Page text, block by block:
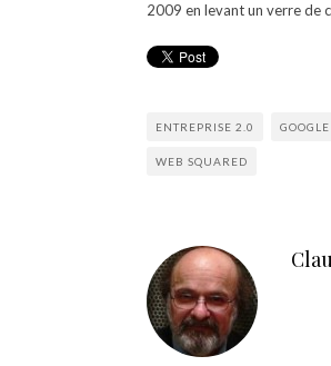
2009 en levant un verre de
ENTREPRISE 2.0
WEB SQUARED